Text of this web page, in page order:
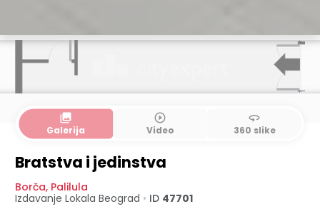
collections
Galerija
play_circle_outline
Video
360
360 slike
Bratstva i jedinstva
Borča, Palilula
Izdavanje Lokala Beograd • ID 47701